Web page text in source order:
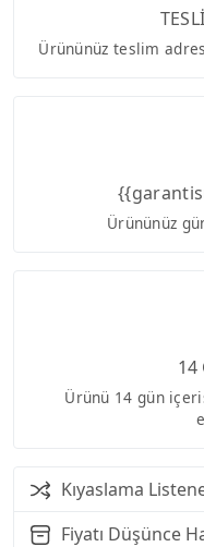
Ürününüz teslim
Ürününüz
14
Ürünü 14 gün
Kıyaslama
Fiyatı Düşünce